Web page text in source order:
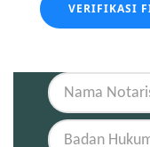
VERIFIKASI